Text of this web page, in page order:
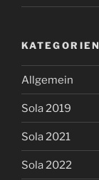
KATEGORIEN
Allgemein
Sola 2019
Sola 2021
Sola 2022